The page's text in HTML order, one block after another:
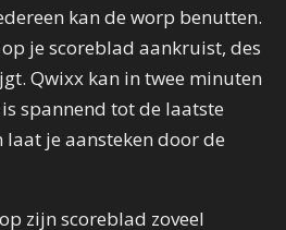
kan de worp benutten.
je scoreblad aankruist, des
Qwixx kan in twee minuten
spannend tot de laatste
je aansteken door de
zijn scoreblad zoveel